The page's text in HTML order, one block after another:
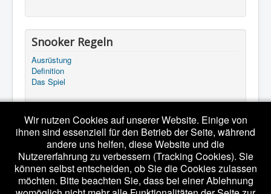
Snooker Regeln
Ausrüstung
Definition
Das Spiel
Start
Startseite
Impressum
Datenschutz
Wir nutzen Cookies auf unserer Website. Einige von
ihnen sind essenziell für den Betrieb der Seite, während
andere uns helfen, diese Website und die
Nutzererfahrung zu verbessern (Tracking Cookies). Sie
können selbst entscheiden, ob Sie die Cookies zulassen
möchten. Bitte beachten Sie, dass bei einer Ablehnung